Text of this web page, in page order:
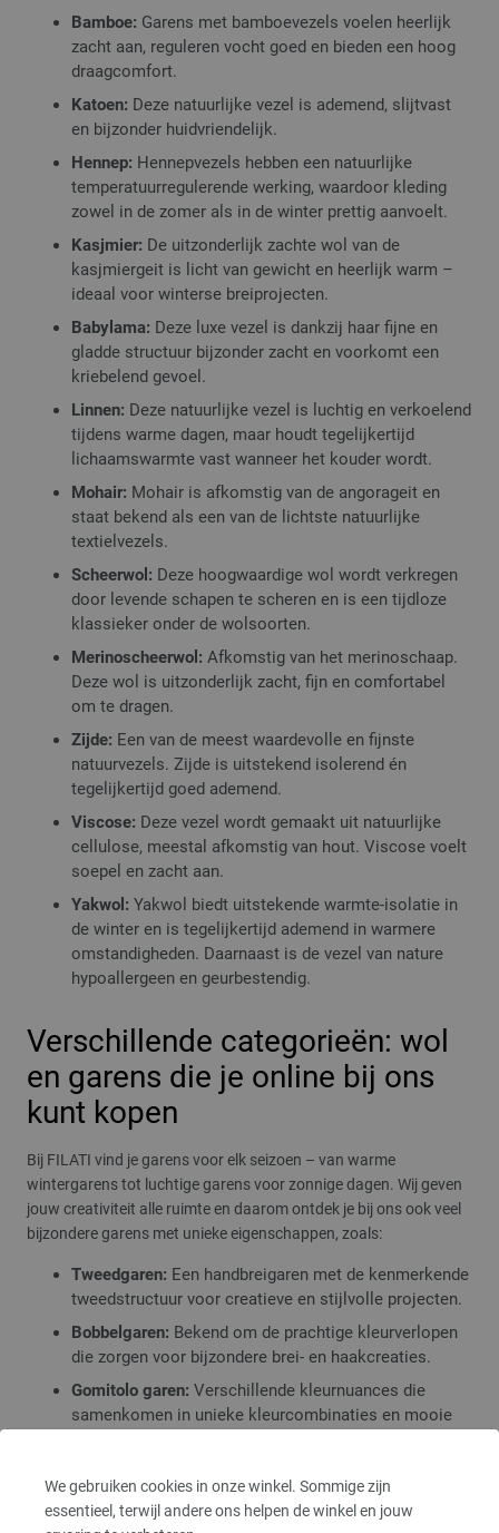
We gebruiken cookies in onze winkel. Sommige zijn
essentieel, terwijl andere ons helpen de winkel en jouw
Bamboe: Garens met bamboevezels voelen heerlijk
zacht aan, reguleren vocht goed en bieden een hoog
draagcomfort.
Katoen: Deze natuurlijke vezel is ademend, slijtvast
en bijzonder huidvriendelijk.
Hennep: Hennepvezels hebben een natuurlijke
temperatuurregulerende werking, waardoor kleding
zowel in de zomer als in de winter prettig aanvoelt.
Kasjmier: De uitzonderlijk zachte wol van de
kasjmiergeit is licht van gewicht en heerlijk warm –
ideaal voor winterse breiprojecten.
Babylama: Deze luxe vezel is dankzij haar fijne en
gladde structuur bijzonder zacht en voorkomt een
kriebelend gevoel.
Linnen: Deze natuurlijke vezel is luchtig en verkoelend
tijdens warme dagen, maar houdt tegelijkertijd
lichaamswarmte vast wanneer het kouder wordt.
Mohair: Mohair is afkomstig van de angorageit en
staat bekend als een van de lichtste natuurlijke
textielvezels.
Scheerwol: Deze hoogwaardige wol wordt verkregen
door levende schapen te scheren en is een tijdloze
klassieker onder de wolsoorten.
Merinoscheerwol: Afkomstig van het merinoschaap.
Deze wol is uitzonderlijk zacht, fijn en comfortabel
om te dragen.
Zijde: Een van de meest waardevolle en fijnste
natuurvezels. Zijde is uitstekend isolerend én
tegelijkertijd goed ademend.
Viscose: Deze vezel wordt gemaakt uit natuurlijke
cellulose, meestal afkomstig van hout. Viscose voelt
soepel en zacht aan.
Yakwol: Yakwol biedt uitstekende warmte-isolatie in
de winter en is tegelijkertijd ademend in warmere
omstandigheden. Daarnaast is de vezel van nature
hypoallergeen en geurbestendig.
Verschillende categorieën: wol
en garens die je online bij ons
kunt kopen
Bij FILATI vind je garens voor elk seizoen – van warme
wintergarens tot luchtige garens voor zonnige dagen. Wij geven
jouw creativiteit alle ruimte en daarom ontdek je bij ons ook veel
bijzondere garens met unieke eigenschappen, zoals:
Tweedgaren: Een handbreigaren met de kenmerkende
tweedstructuur voor creatieve en stijlvolle projecten.
Bobbelgaren: Bekend om de prachtige kleurverlopen
die zorgen voor bijzondere brei- en haakcreaties.
Gomitolo garen: Verschillende kleurnuances die
samenkomen in unieke kleurcombinaties en mooie
unieke projecten en echte eyecatchers maakt.